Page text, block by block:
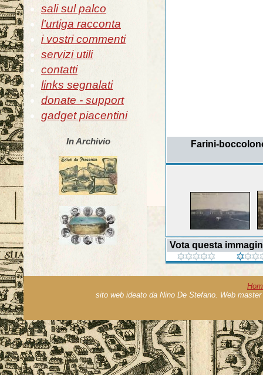
sali sul palco
l'urtiga racconta
i vostri commenti
servizi utili
contatti
links segnalati
donate - support
gadget piacentini
In Archivio Farini-
Vota questa
sito web ideato da Nino De Stefano. Web